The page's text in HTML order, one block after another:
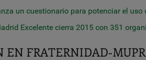
un cuestionario para potenciar el uso
Excelente cierra 2015 con 351
EN FRATERNIDAD-